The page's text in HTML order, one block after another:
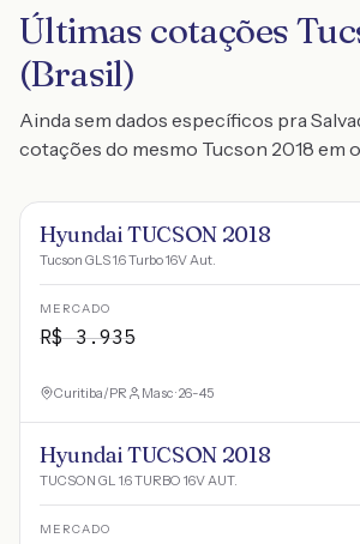
Últimas cotações
(Brasil)
Ainda sem dados específicos pra
cotações do mesmo Tucson 2018 em
Hyundai TUCSON 2018
Tucson GLS 1.6 Turbo 16V Aut.
MERCADO
R$3.935
Curitiba/PR Masc · 26-45
Hyundai TUCSON 2018
TUCSON GL 1.6 TURBO 16V AUT.
MERCADO